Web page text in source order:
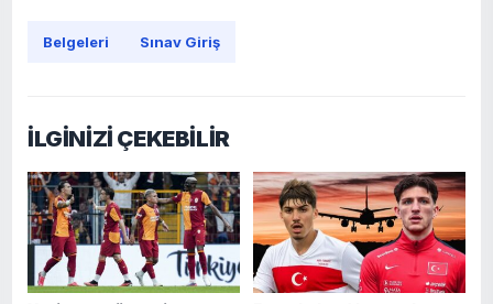
Belgeleri Sınav Giriş
İLGİNİZİ ÇEKEBİLİR